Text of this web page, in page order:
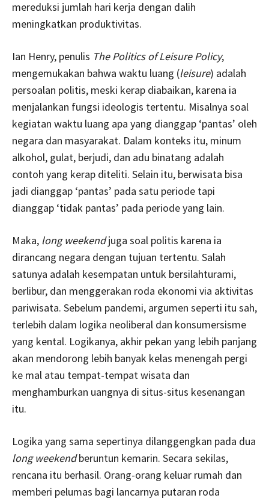
mereduksi jumlah hari kerja dengan dalih
meningkatkan produktivitas.
Ian Henry, penulis The Politics of Leisure Policy,
mengemukakan bahwa waktu luang (leisure) adalah
persoalan politis, meski kerap diabaikan, karena ia
menjalankan fungsi ideologis tertentu. Misalnya soal
kegiatan waktu luang apa yang dianggap ‘pantas’ oleh
negara dan masyarakat. Dalam konteks itu, minum
alkohol, gulat, berjudi, dan adu binatang adalah
contoh yang kerap diteliti. Selain itu, berwisata bisa
jadi dianggap ‘pantas’ pada satu periode tapi
dianggap ‘tidak pantas’ pada periode yang lain.
Maka, long weekendjuga soal politis karena ia
dirancang negara dengan tujuan tertentu. Salah
satunya adalah kesempatan untuk bersilahturami,
berlibur, dan menggerakan roda ekonomi via aktivitas
pariwisata. Sebelum pandemi, argumen seperti itu sah,
terlebih dalam logika neoliberal dan konsumersisme
yang kental. Logikanya, akhir pekan yang lebih panjang
akan mendorong lebih banyak kelas menengah pergi
ke mal atau tempat-tempat wisata dan
menghamburkan uangnya di situs-situs kesenangan
itu.
Logika yang sama sepertinya dilanggengkan pada dua
long weekendberuntun kemarin. Secara sekilas,
rencana itu berhasil. Orang-orang keluar rumah dan
memberi pelumas bagi lancarnya putaran roda